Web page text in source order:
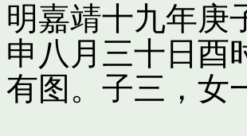
明嘉靖十九年庚
申八月三十日酉
有图。子三，女